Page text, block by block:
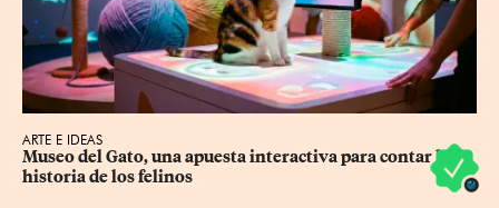
ARTE E IDEAS
Museo del Gato, una apuesta interactiva para contar la
historia de los felinos